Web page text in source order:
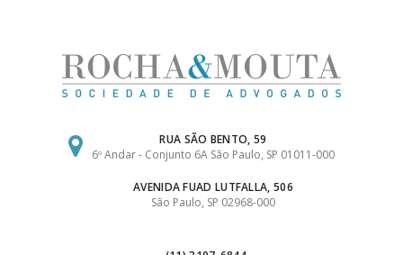
RUA SÃO BENTO, 59
6º Andar - Conjunto 6A São Paulo, SP 01011-000
AVENIDA FUAD LUTFALLA, 506
São Paulo, SP 02968-000